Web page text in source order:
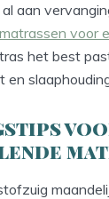
aan
voor
het best
en